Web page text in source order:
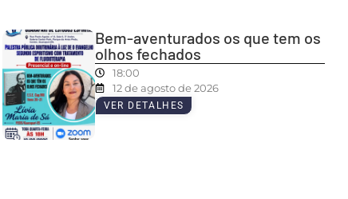
Bem-aventurados os que tem os
olhos fechados
18:00
12 de agosto de 2026
VER DETALHES